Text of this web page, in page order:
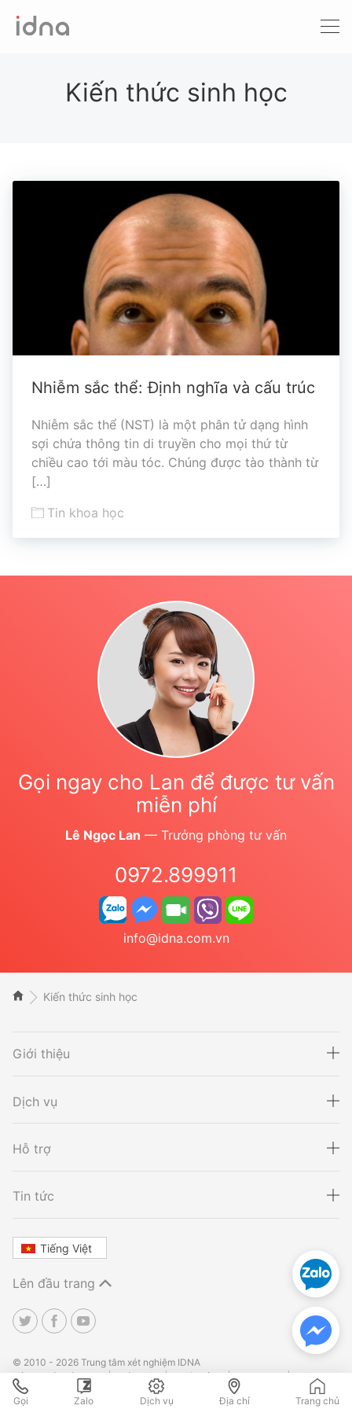
Đà Nẵng
Xét nghiệm khai sinh
Thalassemia
Đà Nẵng
Gọi Zalo Dịch vụ Địa chỉ Trang chủ
Xét nghiệm ADN
Sàng lọc trước sinh
Bệnh tan máu Thalassemia
Xét nghiệm động vật
Kiến thức sinh học
Nhiễm sắc thể: Định nghĩa và cấu trúc
Nhiễm sắc thể (NST) là một phân tử dạng hình
sợi chứa thông tin di truyền cho mọi thứ từ
chiều cao tới màu tóc. Chúng được tào thành từ
[…]
Tin khoa học
Gọi ngay cho Lan để được tư vấn
miễn phí
Lê Ngọc Lan — Trưởng phòng tư vấn
0972.899911
info@idna.com.vn
Kiến thức sinh học
Giới thiệu
Dịch vụ
Hỗ trợ
Tin tức
Tiếng Việt
Lên đầu trang
© 2010 - 2026 Trung tâm xét nghiệm IDNA
Điều khoản sử dụng
Bảo mật Hoàn tiền
Liên
hệ